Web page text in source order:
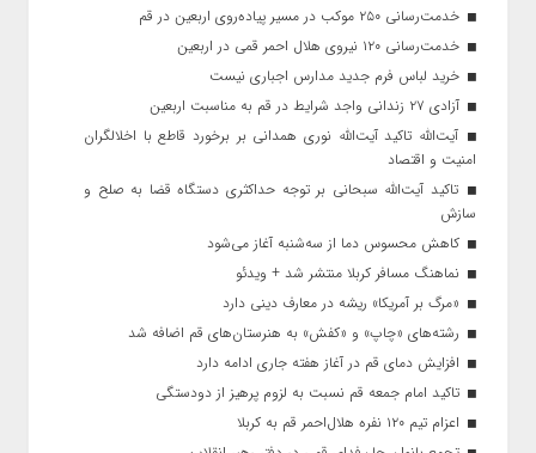
خدمت‌رسانی ۲۵۰ موکب در مسیر پیاده‌روی اربعین در قم
خدمت‌رسانی ۱۲۰ نیروی هلال احمر قمی در اربعین
خرید لباس فرم جدید مدارس اجباری نیست
آزادی ۲۷ زندانی واجد شرایط در قم به مناسبت اربعین
آیت‌الله تاکید آیت‌الله نوری همدانی بر برخورد قاطع با اخلالگران
امنیت و اقتصاد
تاکید آیت‌الله‌ سبحانی بر توجه حداکثری دستگاه قضا به صلح و
سازش
کاهش محسوس دما از سه‌شنبه آغاز می‌شود
نماهنگ مسافر کربلا منتشر شد + ویدئو
«مرگ بر آمریکا» ریشه در معارف دینی دارد
رشته‌های «چاپ» و «کفش» به هنرستان‌های قم اضافه شد
افزایش دمای قم در آغاز هفته جاری ادامه دارد
تاکید امام جمعه قم نسبت به لزوم پرهیز از دودستگی
اعزام تیم ۱۲۰ نفره هلال‌احمر قم به کربلا